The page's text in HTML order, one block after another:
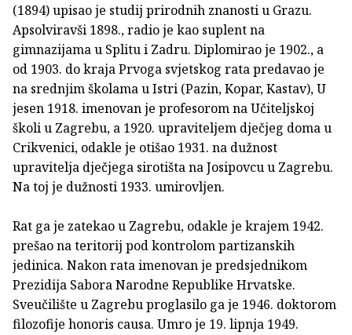
(1894) upisao je studij prirodnih znanosti u Grazu.
Apsolviravši 1898., radio je kao suplent na
gimnazijama u Splitu i Zadru. Diplomirao je 1902., a
od 1903. do kraja Prvoga svjetskog rata predavao je
na srednjim školama u Istri (Pazin, Kopar, Kastav), U
jesen 1918. imenovan je profesorom na Učiteljskoj
školi u Zagrebu, a 1920. upraviteljem dječjeg doma u
Crikvenici, odakle je otišao 1931. na dužnost
upravitelja dječjega sirotišta na Josipovcu u Zagrebu.
Na toj je dužnosti 1933. umirovljen.
Rat ga je zatekao u Zagrebu, odakle je krajem 1942.
prešao na teritorij pod kontrolom partizanskih
jedinica. Nakon rata imenovan je predsjednikom
Prezidija Sabora Narodne Republike Hrvatske.
Sveučilište u Zagrebu proglasilo ga je 1946. doktorom
filozofije honoris causa. Umro je 19. lipnja 1949.